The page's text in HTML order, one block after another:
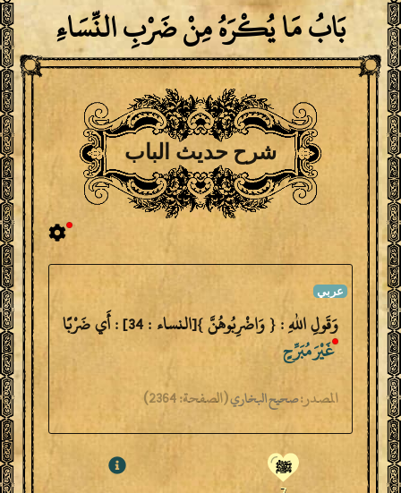
بَابُ مَا يُكْرَهُ مِنْ ضَرْبِ النِّسَاءِ
شرح حديث الباب
وَقَولِ اللهِ : { وَاضْرِبُوهُنَّ }[النساء : 34] : أَي ضَرْبًا
غَيْرَمُبَرِّحٍ
المصدر:صحيح البخاري(الصفحة:2364)
ﷺ